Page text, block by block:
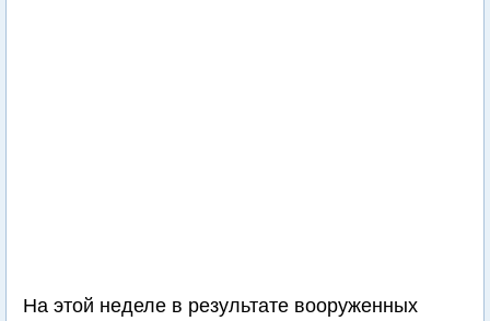
На этой неделе в результате вооруженных